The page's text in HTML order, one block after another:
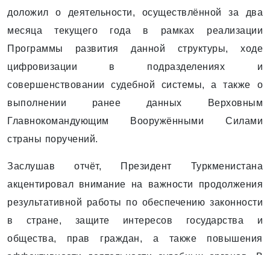
доложил о деятельности, осуществлённой за два
месяца текущего года в рамках реализации
Программы развития данной структуры, ходе
цифровизации в подразделениях и
совершенствовании судебной системы, а также о
выполнении ранее данных Верховным
Главнокомандующим Вооружёнными Силами
страны поручений.
Заслушав отчёт, Президент Туркменистана
акцентировал внимание на важности продолжения
результативной работы по обеспечению законности
в стране, защите интересов государства и
общества, прав граждан, а также повышения